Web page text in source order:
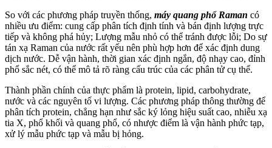
So với các phương pháp truyền thống, máy quang phổ Raman có
nhiều ưu điểm: cung cấp phân tích định tính và bán định lượng trực
tiếp và không phá hủy; Lượng mẫu nhỏ có thể tránh được lỗi; Do sự
tán xạ Raman của nước rất yếu nên phù hợp hơn để xác định dung
dịch nước. Dễ vận hành, thời gian xác định ngắn, độ nhạy cao, đỉnh
phổ sắc nét, có thể mô tả rõ ràng cấu trúc của các phân tử cụ thể.
Thành phần chính của thực phẩm là protein, lipid, carbohydrate,
nước và các nguyên tố vi lượng. Các phương pháp thông thường để
phân tích protein, chẳng hạn như sắc ký lỏng hiệu suất cao, nhiễu xạ
tia X, phổ khối và quang phổ, có nhược điểm là vận hành phức tạp,
xử lý mẫu phức tạp và mẫu bị hỏng.